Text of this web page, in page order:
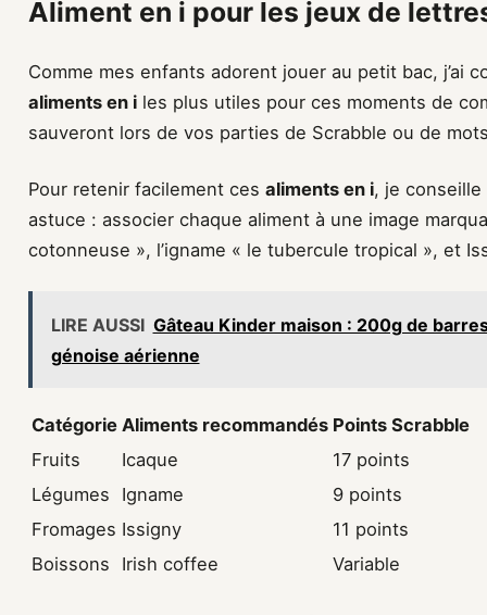
Aliment en i pour les jeux de
Comme mes enfants adorent jouer au petit bac, j’ai
aliments en i les plus utiles pour ces moments de
sauveront lors de vos parties de Scrabble ou de
Pour retenir facilement ces aliments en i, je
astuce : associer chaque aliment à une image
cotonneuse », l’igname « le tubercule tropical », et
LIRE AUSSI Gâteau Kinder maison : 200g de
génoise aérienne
Catégorie Aliments recommandés Points Scrabble
Fruits
Icaque
17 points
Légumes
Igname
9 points
Fromages Issigny
11 points
Boissons
Irish coffee Variable